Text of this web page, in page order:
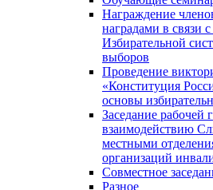
Награждение
наградами в связи
Избирательной
выборов
Проведение
«Конституция
основы
Заседание рабочей
взаимодействию
местными
организаций
Совместное
Разное